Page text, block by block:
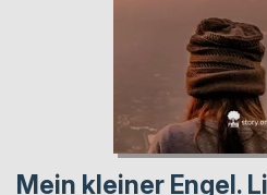
Mein kleiner Engel.